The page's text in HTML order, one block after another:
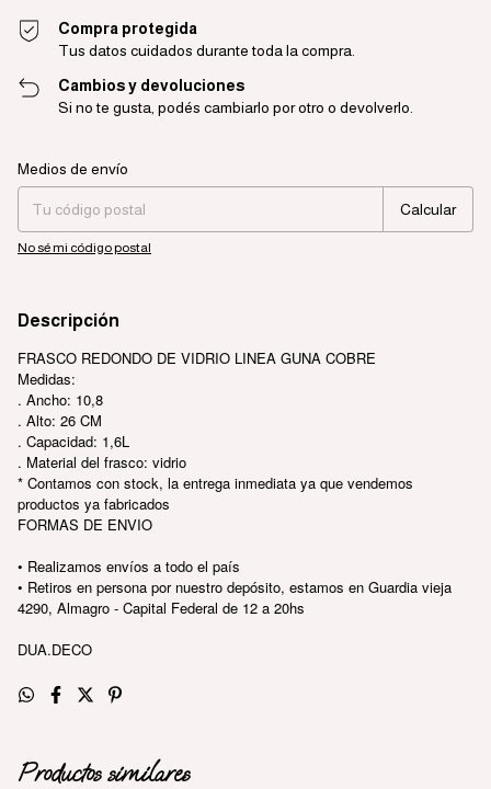
Compra protegida
Tus datos cuidados durante toda la compra.
Cambios y devoluciones
Si no te gusta, podés cambiarlo por otro o devolverlo.
Entregas para el CP:
Medios de envío
Calcular
No sé mi código postal
Descripción
FRASCO REDONDO DE VIDRIO LINEA GUNA COBRE
Medidas:
. Ancho: 10,8
. Alto: 26 CM
. Capacidad: 1,6L
. Material del frasco: vidrio
* Contamos con stock, la entrega inmediata ya que vendemos
productos ya fabricados
FORMAS DE ENVIO
• Realizamos envíos a todo el país
• Retiros en persona por nuestro depósito, estamos en Guardia vieja
4290, Almagro - Capital Federal de 12 a 20hs
DUA.DECO
Productos similares